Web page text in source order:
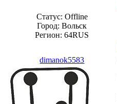
Статус: Offline
Город: Вольск
Регион: 64RUS
dimanok5583